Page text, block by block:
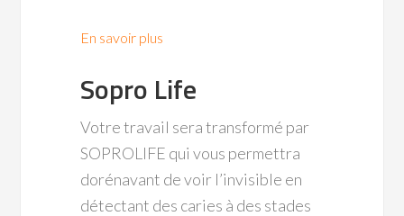
En savoir plus
Sopro Life
Votre travail sera transformé par
SOPROLIFE qui vous permettra
dorénavant de voir l’invisible en
détectant des caries à des stades